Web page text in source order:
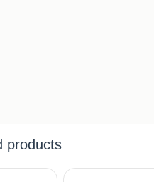
voor Esdec frame